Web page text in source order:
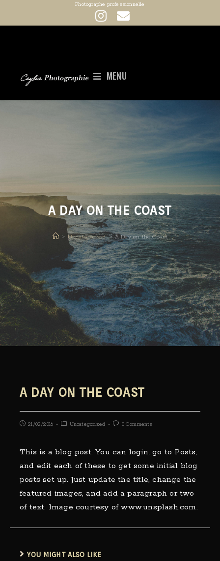
Photographe professionnelle
MENU
A DAY ON THE COAST
> Uncategorized > A Day on the Coast
A DAY ON THE COAST
21/02/2016 Uncategorized 0 Comments
This is a blog post. You can login, go to Posts,
and edit each of these to get some initial blog
posts set up. Just update the title, change the
featured images, and add a paragraph or two
of text. Image courtesy of www.unsplash.com.
YOU MIGHT ALSO LIKE